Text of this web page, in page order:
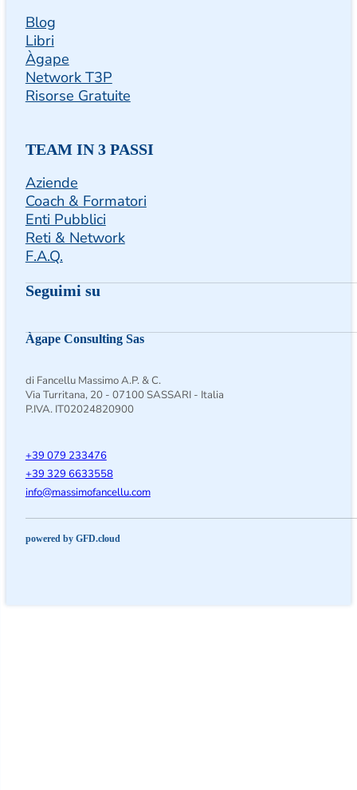
Blog
Libri
Àgape
Network T3P
Risorse Gratuite
TEAM IN 3 PASSI
Aziende
Coach & Formatori
Enti Pubblici
Reti & Network
F.A.Q.
Seguimi suSeguimi su Facebook
Follow us on Instagram
Follow us on X
Àgape Consulting Sas
di Fancellu Massimo A.P. & C.
Via Turritana, 20 - 07100 SASSARI - Italia
P.IVA. IT02024820900
+39 079 233476
+39 329 6633558
moc.ullecnafomissam
@ofni
powered by GFD.cloud